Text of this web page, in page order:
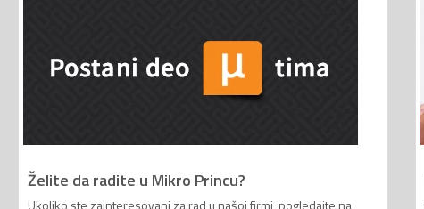
Želite da radite u Mikro Princu?
Ukoliko ste zainteresovani za rad u našoj firmi, pogledajte na